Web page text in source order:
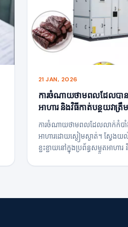
21 JAN, 2026
ការចំណាយថាមពលដែលបាន
អាហារ និងវិធីកាត់បន្ថយវាត្រឹ
ការចំណាយថាមពលដែលលាក់កំបាំ
អាហារដោយស្ងៀមស្ងាត់។ ស្វែងយ
ខ្ជះខ្ជាយនៅក្នុងប្រព័ន្ធសម្ងួតអាហា